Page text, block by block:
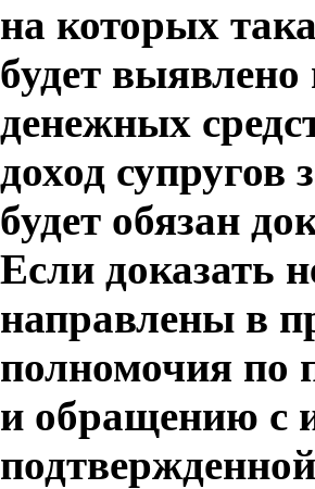
на которых
будет выявлено
денежных
доход
будет обязан
Если доказать
направлены в
полномочия по
и обращению с